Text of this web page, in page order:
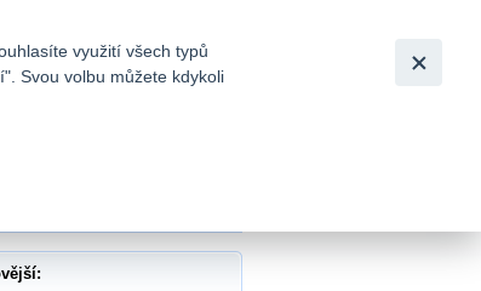
využití všech typů
Svou volbu můžete kdykoli